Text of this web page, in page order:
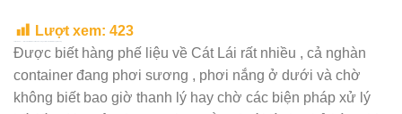
Lượt xem: 423
Được biết hàng phế liệu về Cát Lái rất nhiều , cả nghàn
container đang phơi sương , phơi nắng ở dưới và chờ
không biết bao giờ thanh lý hay chờ các biện pháp xử lý